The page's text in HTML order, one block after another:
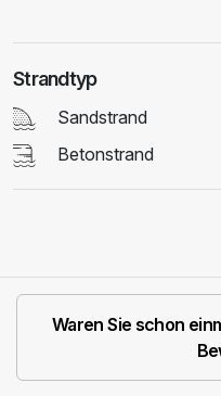
Strandtyp
Sandstrand
Betonstrand
Waren Sie schon